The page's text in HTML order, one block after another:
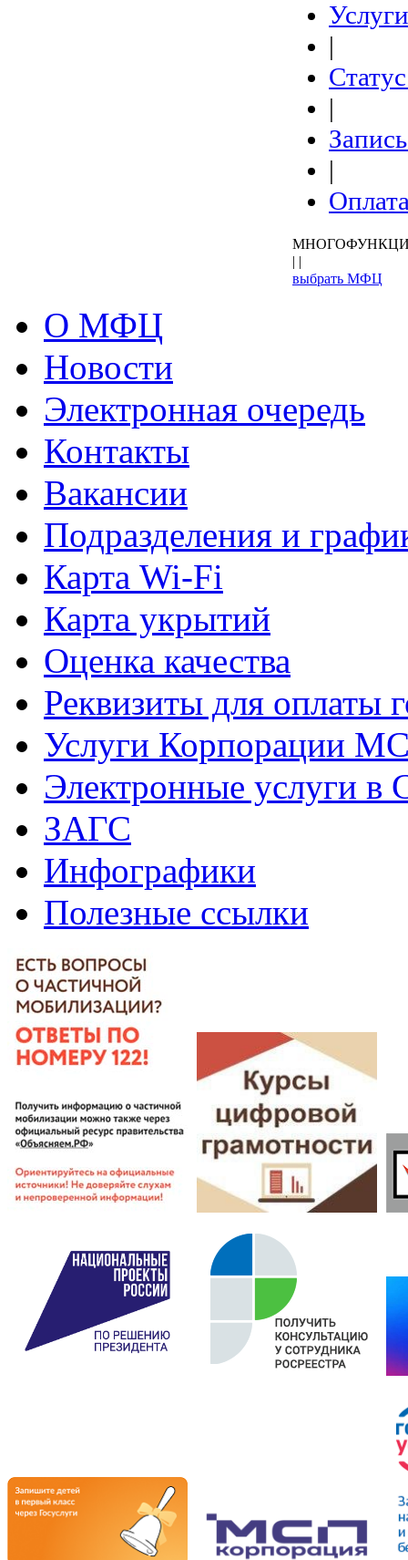
Услуги
|
|
|
| |
выбрать МФЦ
О МФЦ
Новости
Электронная очередь
Контакты
Вакансии
Подразделения и
Карта Wi-Fi
Карта укрытий
Оценка качества
Реквизиты для оплаты
Услуги Корпорации
Электронные услуги в
ЗАГС
Инфографики
Полезные ссылки